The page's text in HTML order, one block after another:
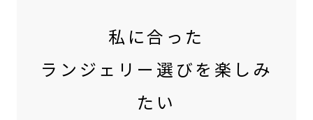
私に合った
ランジェリー選びを楽しみ
たい